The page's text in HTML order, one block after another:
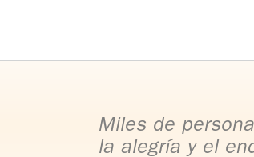
Miles de
la alegría y el